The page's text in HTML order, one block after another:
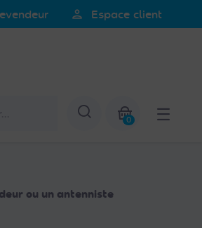
person Espace client
Afficher la
0
ou un antenniste